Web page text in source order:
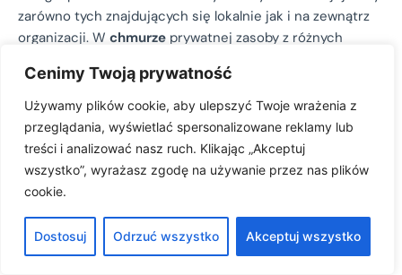
Cenimy Twoją prywatność
Używamy plików cookie, aby ulepszyć Twoje wrażenia z
przeglądania, wyświetlać spersonalizowane reklamy lub
treści i analizować nasz ruch. Klikając „Akceptuj
wszystko”, wyrażasz zgodę na używanie przez nas plików
cookie.
Dostosuj Odrzuć wszystko Akceptuj wszystko
zarówno tych znajdujących się lokalnie jak i na zewnątrz
organizacji. W chmurze prywatnej zasoby z różnych
większej wydajności i elastyczności.
W środowisku chmury usługobiorcy i usługodawcy
zamawiają usługi IT oraz je konfigurują i zarządzają nimi,
wykorzystując interaktywny portal lub system, który
umożliwia zautomatyzowane dostarczanie zasobów.
Chmura prywatna firmy Microsoft stworzona w oparciu o
system Windows Server 2012 jest kluczowym elementem
strategii firmy Microsoft w dziedzinie chmur